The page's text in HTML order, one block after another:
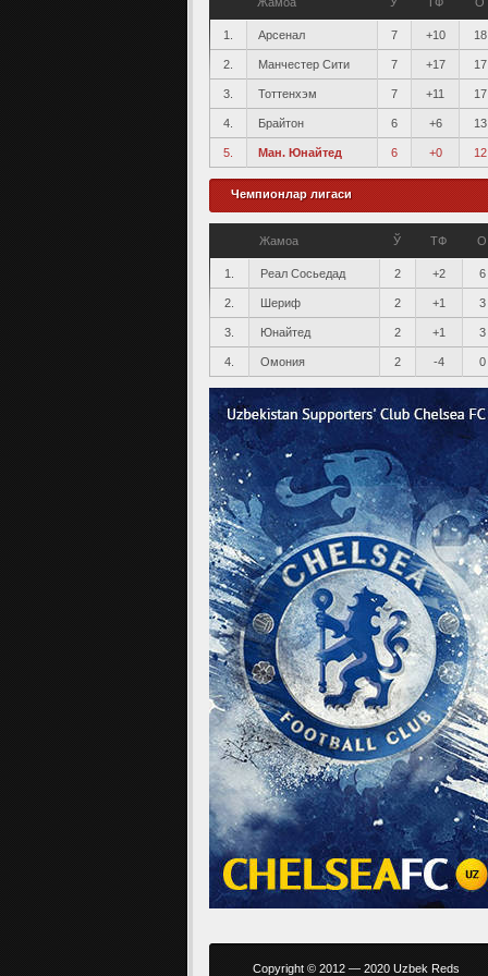
1. Арсенал 7 +10 18
2. Манчестер Сити 7 +17 17
3. Тоттенхэм 7 +11 17
4. Брайтон 6 +6 13
5. Ман. Юнайтед 6 +0 12
Чемпионлар лигаси
Жамоа Ў ТФ О
1. Реал Сосьедад 2 +2 6
2. Шериф 2 +1 3
3. Юнайтед 2 +1 3
4. Омония 2 -4 0
Copyright © 2012 — 2020 Uzbek Reds